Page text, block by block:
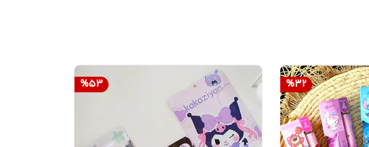
%32
%53